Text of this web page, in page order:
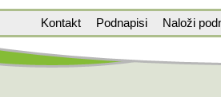
Kontakt Podnapisi Naloži